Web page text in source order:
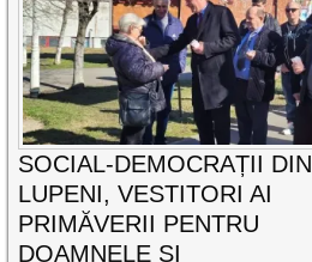
SOCIAL-DEMOCRAȚII DIN
LUPENI, VESTITORI AI
PRIMĂVERII PENTRU
DOAMNELE ȘI